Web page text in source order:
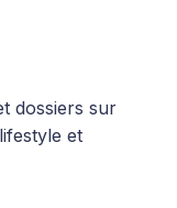
dossiers sur
et